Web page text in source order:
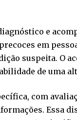
e
em
suspeita. O
de uma
com
Essa